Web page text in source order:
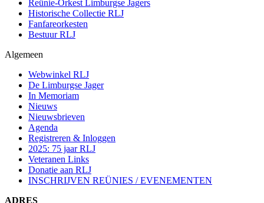
Reünie-Orkest Limburgse Jagers
Historische Collectie RLJ
Fanfareorkesten
Bestuur RLJ
Algemeen
Webwinkel RLJ
De Limburgse Jager
In Memoriam
Nieuws
Nieuwsbrieven
Agenda
Registreren & Inloggen
2025: 75 jaar RLJ
Veteranen Links
Donatie aan RLJ
INSCHRIJVEN REÜNIES / EVENEMENTEN
ADRES